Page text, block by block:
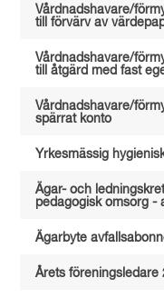
Vårdnadshavare/
till förvärv av
Vårdnadshavare/
till åtgärd med fast
Vårdnadshavare/
spärrat konto
Yrkesmässig
Ägar- och
pedagogisk omsorg -
Ägarbyte
Årets föreningsledare